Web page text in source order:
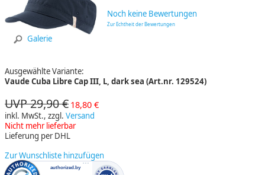
Galerie
Noch keine Bewertungen
Zur Echtheit der Bewertungen
Ausgewählte Variante:
Vaude Cuba Libre Cap III, L, dark sea (Art.nr. 129524)
UVP 29,90 € 18,80 €
inkl. MwSt., zzgl. Versand
Nicht mehr lieferbar
Lieferung per DHL
Zur Wunschliste hinzufügen